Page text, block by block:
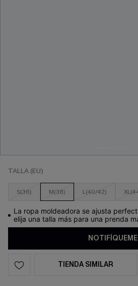
TALLA (EU)
S(36) M(38) L(40/42)
La ropa moldeadora se ajusta
elija una talla más para una prenda
NOTIFÍQUEME
TIENDA SIMILAR